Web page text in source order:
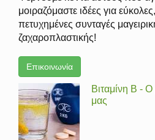
μοιραζόμαστε ιδέες για
πετυχημένες συνταγές
ζαχαροπλαστικής!
Επικοινωνία
Βιταμίνη Β -
μας